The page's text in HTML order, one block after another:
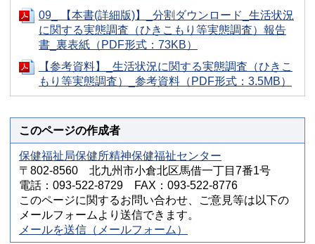
09_ 【本書(詳細版)】_分割ダウンロード_生活状況
に関する実態調査（ひきこもり等実態調査）報告
書_裏表紙（PDF形式：73KB）
【参考資料】_生活状況に関する実態調査（ひきこ
もり等実態調査）_参考資料（PDF形式：3.5MB）
このページの作成者
保健福祉局保健所精神保健福祉センター
〒802-8560 北九州市小倉北区馬借一丁目7番1号
電話：093-522-8729 FAX：093-522-8776
このページに関するお問い合わせ、ご意見等は以下の
メールフォームより送信できます。
メールを送信（メールフォーム）